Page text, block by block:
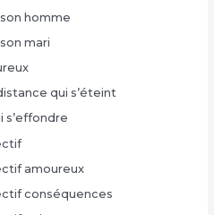
homme
mari
qui s’éteint
s’effondre
amoureux
conséquences